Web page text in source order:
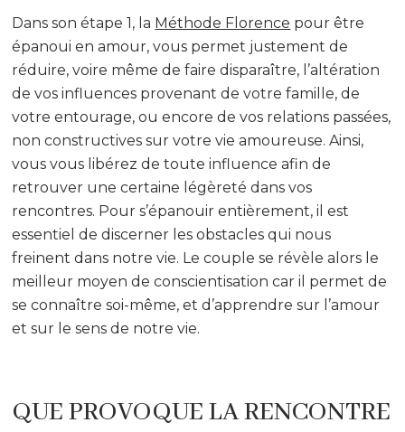
Dans son étape 1, la Méthode Florence pour être
épanoui en amour, vous permet justement de
réduire, voire même de faire disparaître, l’altération
de vos influences provenant de votre famille, de
votre entourage, ou encore de vos relations passées,
non constructives sur votre vie amoureuse. Ainsi,
vous vous libérez de toute influence afin de
retrouver une certaine légèreté dans vos
rencontres. Pour s’épanouir entièrement, il est
essentiel de discerner les obstacles qui nous
freinent dans notre vie. Le couple se révèle alors le
meilleur moyen de conscientisation car il permet de
se connaître soi-même, et d’apprendre sur l’amour
et sur le sens de notre vie.
QUE PROVOQUE LA RENCONTRE